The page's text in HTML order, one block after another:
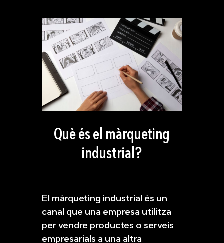
Què és el màrqueting
industrial?
El màrqueting industrial és un
canal que una empresa utilitza
per vendre productes o serveis
empresarials a una altra